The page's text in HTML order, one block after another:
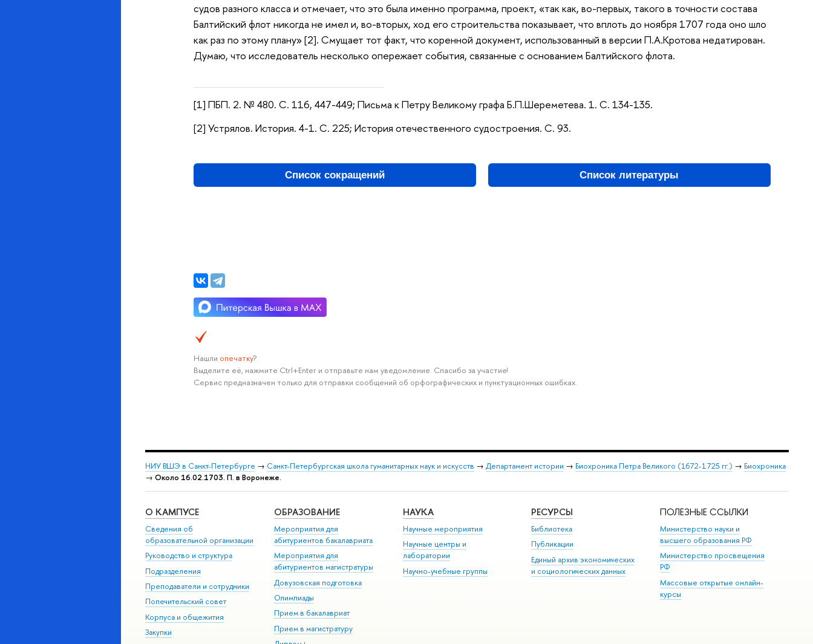
судов разного класса и отмечает, что это была именно программа, проект, «так как, во-первых, такого в точности состава
Балтийский флот никогда не имел и, во-вторых, ход его строительства показывает, что вплоть до ноября 1707 года оно шло
как раз по этому плану» [2]. Смущает тот факт, что коренной документ, использованный в версии П.А.Кротова недатирован.
Думаю, что исследователь несколько опережает события, связанные с основанием Балтийского флота.
[1] ПБП. 2. № 480. С. 116, 447-449; Письма к Петру Великому графа Б.П.Шереметева. 1. С. 134-135.
[2] Устрялов. История. 4-1. С. 225; История отечественного судостроения. С. 93.
Список сокращений Список литературы
Нашли опечатку?
Выделите её, нажмите Ctrl+Enter и отправьте нам уведомление. Спасибо за участие!
Сервис предназначен только для отправки сообщений об орфографических и пунктуационных ошибках.
НИУ ВШЭ в Санкт-Петербурге → Санкт-Петербургская школа гуманитарных наук и искусств → Департамент истории → Биохроника Петра Великого (1672-1725 гг.) → Биохроника
→ Около 16.02.1703. П. в Воронеже.
О КАМПУСЕ
Сведения об
образовательной организации
Руководство и структура
Подразделения
Преподаватели и сотрудники
Попечительский совет
Корпуса и общежития
Закупки
ОБРАЗОВАНИЕ
Мероприятия для
абитуриентов бакалавриата
Мероприятия для
абитуриентов магистратуры
Довузовская подготовка
Олимпиады
Прием в бакалавриат
Прием в магистратуру
НАУКА
Научные мероприятия
Научные центры и
лаборатории
Научно-учебные группы
РЕСУРСЫ
Библиотека
Публикации
Единый архив экономических
и социологических данных
ПОЛЕЗНЫЕ ССЫЛКИ
Министерство науки и
высшего образования РФ
Министерство просвещения
РФ
Массовые открытые онлайн-
курсы